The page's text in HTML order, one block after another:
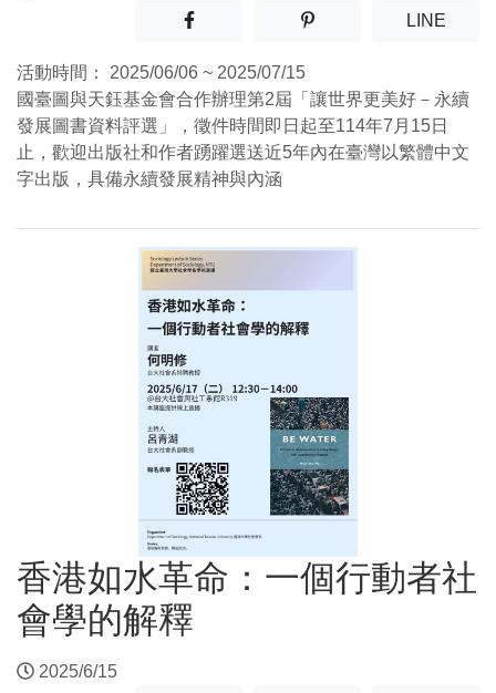
分享至facebook(另開新視窗)
分享至噗浪(另開新視窗)
LINE(另開
活動時間：
2025/06/06 ~ 2025/07/15
國臺圖與天鈺基金會合作辦理第2屆「讓世界更美好－永續
發展圖書資料評選」，徵件時間即日起至114年7月15日
止，歡迎出版社和作者踴躍選送近5年內在臺灣以繁體中文
字出版，具備永續發展精神與內涵
香港如水革命：一個行動者社
會學的解釋
2025/6/15